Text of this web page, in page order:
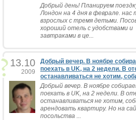
Добрый день! Планируем
Лондон на 4 дня в феврале. нас
взрослых с тремя детьми.
хороший отель с удобствами и
завтраками в це...
13.10
2009
Добрый вечер. В ноябре
поехать в UK, на 2 недели. В
останавливаться не хотим,
Добрый вечер. В ноябре
поехать в UK, на 2 недели. В
останавливаться не хотим,
арендовать квартиру. Но на
посольства ...